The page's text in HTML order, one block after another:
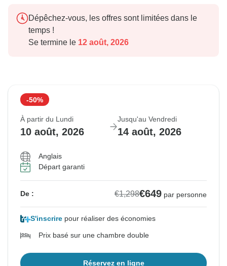
Dépêchez-vous, les offres sont limitées dans le
temps !
Se termine le 12 août, 2026
-50%
À partir du Lundi
10 août, 2026
Jusqu'au Vendredi
14 août, 2026
Anglais
Départ garanti
De : €1,298€649 par personne
S'inscrire pour réaliser des économies
Prix basé sur une chambre double
Réservez en ligne